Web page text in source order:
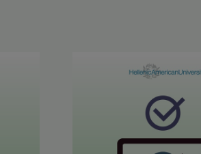
C1-C2 Ιουνίου 2026Αποτελέσματα STYLE™